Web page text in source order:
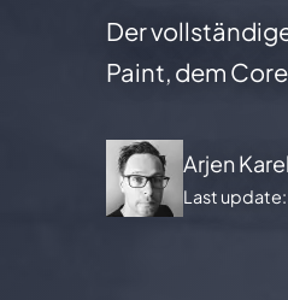
Der
Paint, dem
Arjen
Last